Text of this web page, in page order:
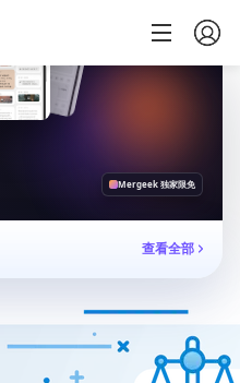
Mergeek 独家限免
查看全部